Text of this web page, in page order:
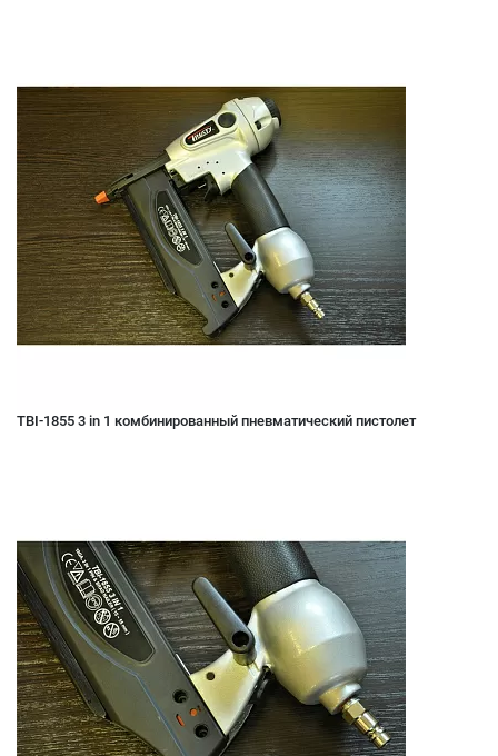
TBI-1855 3 in 1 комбинированный пневматический пистолет